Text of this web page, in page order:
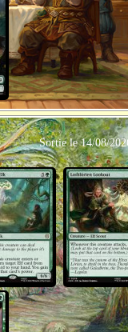
Sortie le 14/08/